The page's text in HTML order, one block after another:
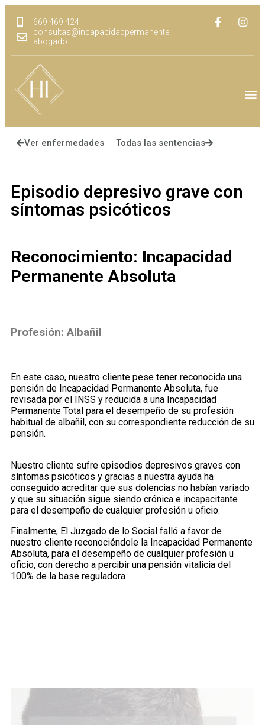
669 469 424
consultas@incapacidadpermanente.
abogado
Ver enfermedades Todas las sentencias
Episodio depresivo grave con
síntomas psicóticos
Reconocimiento: Incapacidad
Permanente Absoluta
Profesión: Albañil
En este caso, nuestro cliente pese tener reconocida una
pensión de Incapacidad Permanente Absoluta, fue
revisada por el INSS y reducida a una Incapacidad
Permanente Total para el desempeño de su profesión
habitual de albañil, con su correspondiente reducción de su
pensión.
Nuestro cliente sufre episodios depresivos graves con
síntomas psicóticos y gracias a nuestra ayuda ha
conseguido acreditar que sus dolencias no habían variado
y que su situación sigue siendo crónica e incapacitante
para el desempeño de cualquier profesión u oficio.
Finalmente, El Juzgado de lo Social falló a favor de
nuestro cliente reconociéndole la Incapacidad Permanente
Absoluta, para el desempeño de cualquier profesión u
oficio, con derecho a percibir una pensión vitalicia del
100% de la base reguladora